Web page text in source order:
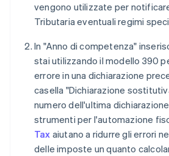
vengono utilizzate per
Tributaria eventuali regimi
In "Anno di competenza"
stai utilizzando il modello 390
errore in una dichiarazione
casella "Dichiarazione
numero dell'ultima
strumenti per l'automazione
Tax aiutano a ridurre gli errori
delle imposte un quanto